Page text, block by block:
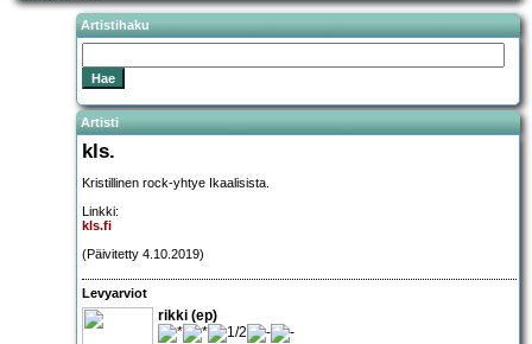
Artistihaku
Artisti
kls.
Kristillinen rock-yhtye Ikaalisista.
Linkki:
kls.fi
(Päivitetty 4.10.2019)
Levyarviot
rikki (ep)